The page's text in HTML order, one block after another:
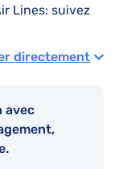
Lines: suivez
directement
avec